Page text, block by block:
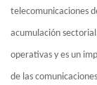
telecomunicaciones
acumulación
operativas y es un
de las